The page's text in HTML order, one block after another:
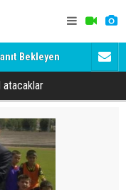
Bekleyen
atacaklar